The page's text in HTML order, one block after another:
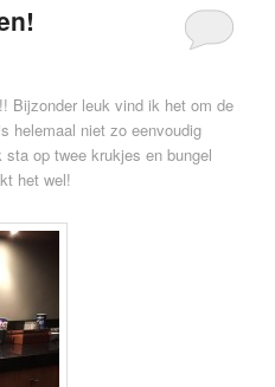
Bijzonder leuk vind ik het om de
helemaal niet zo eenvoudig
op twee krukjes en bungel
het wel!